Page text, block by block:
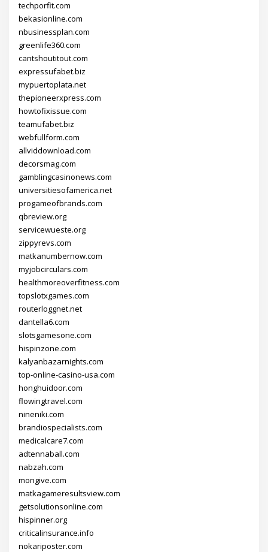
techporfit.com
bekasionline.com
nbusinessplan.com
greenlife360.com
cantshoutitout.com
expressufabet.biz
mypuertoplata.net
thepioneerxpress.com
howtofixissue.com
teamufabet.biz
webfullform.com
allviddownload.com
decorsmag.com
gamblingcasinonews.com
universitiesofamerica.net
progameofbrands.com
qbreview.org
servicewueste.org
zippyrevs.com
matkanumbernow.com
myjobcirculars.com
healthmoreoverfitness.com
topslotxgames.com
routerloggnet.net
dantella6.com
slotsgamesone.com
hispinzone.com
kalyanbazarnights.com
top-online-casino-usa.com
honghuidoor.com
flowingtravel.com
nineniki.com
brandiospecialists.com
medicalcare7.com
adtennaball.com
nabzah.com
mongive.com
matkagameresultsview.com
getsolutionsonline.com
hispinner.org
criticalinsurance.info
nokariposter.com